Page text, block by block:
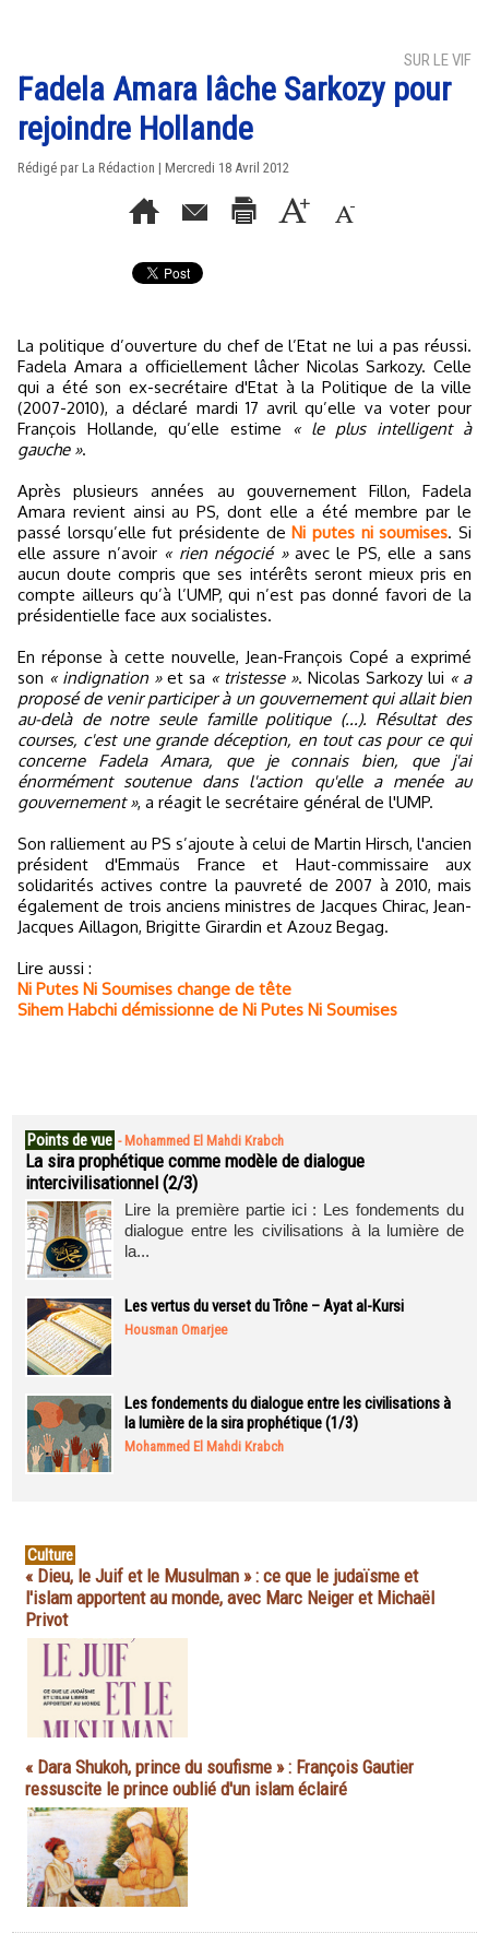
SUR LE VIF
Fadela Amara lâche Sarkozy pour
rejoindre Hollande
Rédigé par La Rédaction | Mercredi 18 Avril 2012
La politique d’ouverture du chef de l’Etat ne lui a pas réussi.
Fadela Amara a officiellement lâcher Nicolas Sarkozy. Celle
qui a été son ex-secrétaire d'Etat à la Politique de la ville
(2007-2010), a déclaré mardi 17 avril qu’elle va voter pour
François Hollande, qu’elle estime
« le plus intelligent à
gauche ».
Après plusieurs années au gouvernement Fillon, Fadela
Amara revient ainsi au PS, dont elle a été membre par le
passé lorsqu’elle fut présidente deNi putes ni soumises. Si
elle assure n’avoir « rien négocié »avec le PS, elle a sans
aucun doute compris que ses intérêts seront mieux pris en
compte ailleurs qu’à l’UMP, qui n’est pas donné favori de la
présidentielle face aux socialistes.
En réponse à cette nouvelle, Jean-François Copé a exprimé
son « indignation »et sa « tristesse ». Nicolas Sarkozy lui « a
proposé de venir participer à un gouvernement qui allait bien
au-delà de notre seule famille politique (...). Résultat des
courses, c'est une grande déception, en tout cas pour ce qui
concerne Fadela Amara, que je connais bien, que j'ai
énormément soutenue dans l'action qu'elle a menée au
gouvernement », a réagit le secrétaire général de l'UMP.
Son ralliement au PS s’ajoute à celui de Martin Hirsch, l'ancien
président d'Emmaüs France et Haut-commissaire aux
solidarités actives contre la pauvreté de 2007 à 2010, mais
également de trois anciens ministres de Jacques Chirac, Jean-
Jacques Aillagon, Brigitte Girardin et Azouz Begag.
Lire aussi :
Ni Putes Ni Soumises change de tête
Sihem Habchi démissionne de Ni Putes Ni Soumises
Points de vue - Mohammed El Mahdi Krabch
La sira prophétique comme modèle de dialogue
intercivilisationnel (2/3)
Lire la première partie ici : Les fondements du
dialogue entre les civilisations à la lumière de
la...
Les vertus du verset du Trône – Ayat al-Kursi
Housman Omarjee
Les fondements du dialogue entre les civilisations à
la lumière de la sira prophétique (1/3)
Mohammed El Mahdi Krabch
Culture
« Dieu, le Juif et le Musulman » : ce que le judaïsme et
l'islam apportent au monde, avec Marc Neiger et Michaël
Privot
« Dara Shukoh, prince du soufisme » : François Gautier
ressuscite le prince oublié d'un islam éclairé